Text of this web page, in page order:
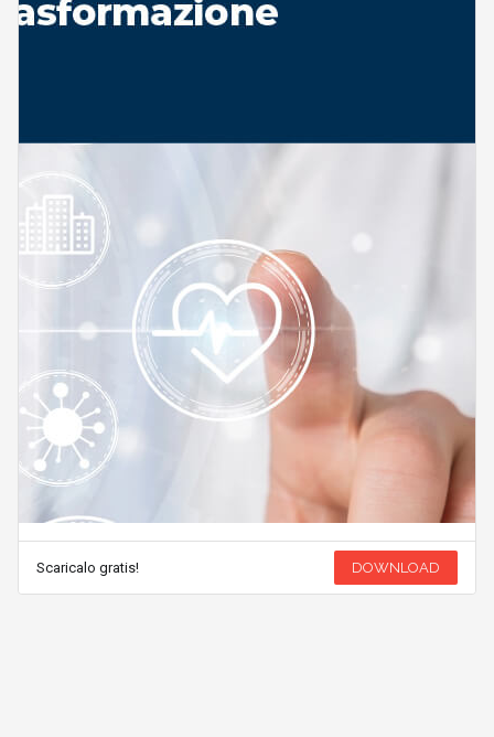
Scaricalo gratis! DOWNLOAD